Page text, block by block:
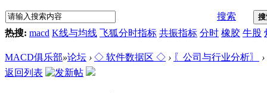
搜索
热搜: macd K线与均线 飞狐分时指标 共振指标 分时 橡胶 牛股
MACD俱乐部»论坛 › ◇ 软件数据区 ◇ › 〖公司与行业分析〗
›
返回列表